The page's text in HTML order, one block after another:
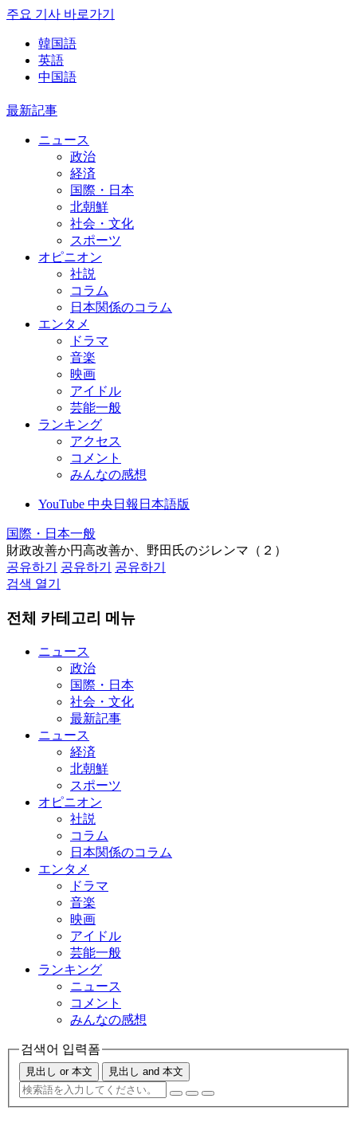
주요 기사 바로가기
韓国語
英語
中国語
最新記事
ニュース
政治
経済
国際・日本
北朝鮮
社会・文化
スポーツ
オピニオン
社説
コラム
日本関係のコラム
エンタメ
ドラマ
音楽
映画
アイドル
芸能一般
ランキング
アクセス
コメント
みんなの感想
YouTube 中央日報日本語版
国際・日本一般
財政改善か円高改善か、野田氏のジレンマ（２）
공유하기
공유하기
공유하기
검색 열기
전체 카테고리 메뉴
ニュース
政治
国際・日本
社会・文化
最新記事
ニュース
経済
北朝鮮
スポーツ
オピニオン
社説
コラム
日本関係のコラム
エンタメ
ドラマ
音楽
映画
アイドル
芸能一般
ランキング
ニュース
コメント
みんなの感想
검색어 입력폼
見出し or 本文 見出し and 本文